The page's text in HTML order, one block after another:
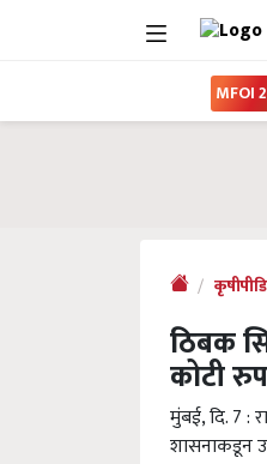
MFOI
ठिबक
कोटी
मुंबई, दि. 7 :
शासनाकडून